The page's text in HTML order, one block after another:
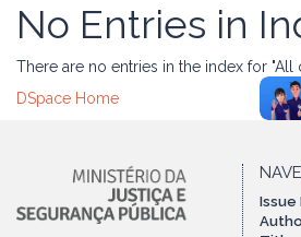
No Entries in
There are no entries in the index for "All
DSpace Home
Issue